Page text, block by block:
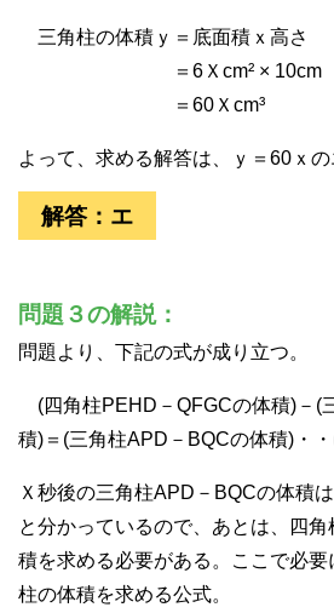
三角柱の体積ｙ＝底面積ｘ高さ
＝6Ｘcm² × 10cm
＝60Ｘcm³
よって、求める解答は、ｙ＝60ｘの
解答：エ
問題３の解説：
問題より、下記の式が成り立つ。
(四角柱PEHD－QFGCの体積)－(
積)＝(三角柱APD－BQCの体積)・
Ｘ秒後の三角柱APD－BQCの体積
と分かっているので、あとは、四
積を求める必要がある。ここで必
柱の体積を求める公式。